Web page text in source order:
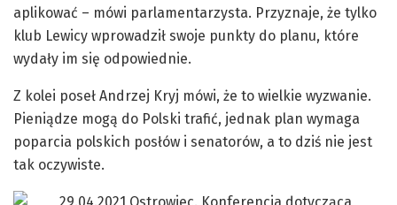
aplikować – mówi parlamentarzysta. Przyznaje, że tylko
klub Lewicy wprowadził swoje punkty do planu, które
wydały im się odpowiednie.
Z kolei poseł Andrzej Kryj mówi, że to wielkie wyzwanie.
Pieniądze mogą do Polski trafić, jednak plan wymaga
poparcia polskich posłów i senatorów, a to dziś nie jest
tak oczywiste.